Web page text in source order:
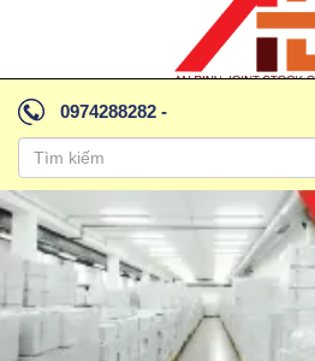
0974288282 -